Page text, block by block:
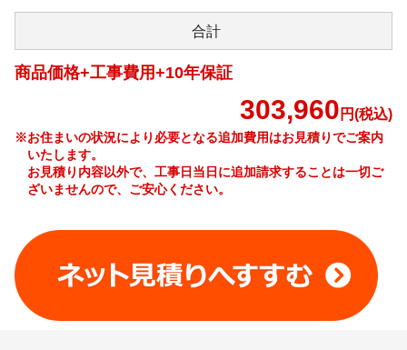
合計
商品価格+工事費用+10年保証
303,960 円(税込)
※お住まいの状況により必要となる追加費用はお見積りでご案内
いたします。
お見積り内容以外で、工事日当日に追加請求することは一切ご
ざいませんので、ご安心ください。